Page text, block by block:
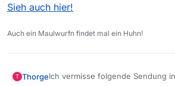
Sieh auch hier!
Auch ein Maulwurfn findet mal ein Huhn!
T ThorgeIch vermisse folgende Sendung